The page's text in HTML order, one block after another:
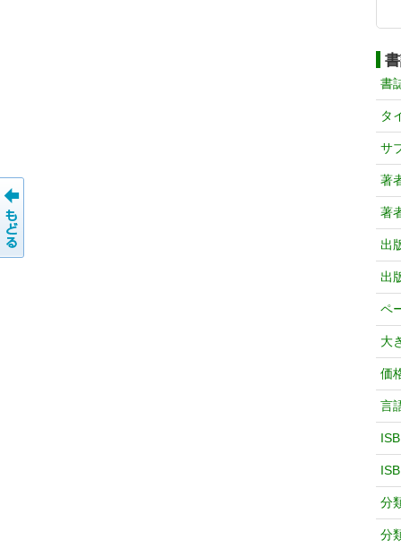
書
タ
サ
著
著
出
出
ペ
大
価
言
分
分